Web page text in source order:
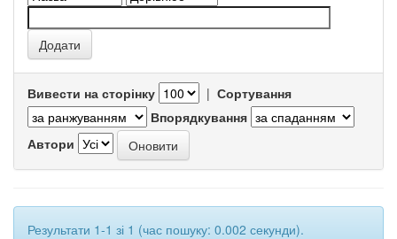
Вивести на сторінку | Сортування
Впорядкування
Автори
Результати 1-1 зі 1 (час пошуку: 0.002 секунди).